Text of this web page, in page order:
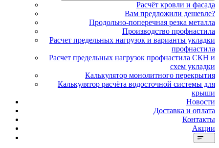
Расчёт кровли и фасада
Вам предложили дешевле?
Продольно-поперечная резка металла
Производство профнастила
Расчет предельных нагрузок и варианты укладки
профнастила
Расчет предельных нагрузок профнастила СКН и
схем укладки
Калькулятор монолитного перекрытия
Калькулятор расчёта водосточной системы для
крыши
Новости
Доставка и оплата
Контакты
Акции